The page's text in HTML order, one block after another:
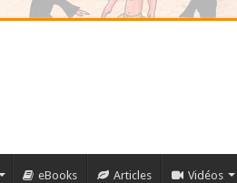
eBooks Articles Vidéos